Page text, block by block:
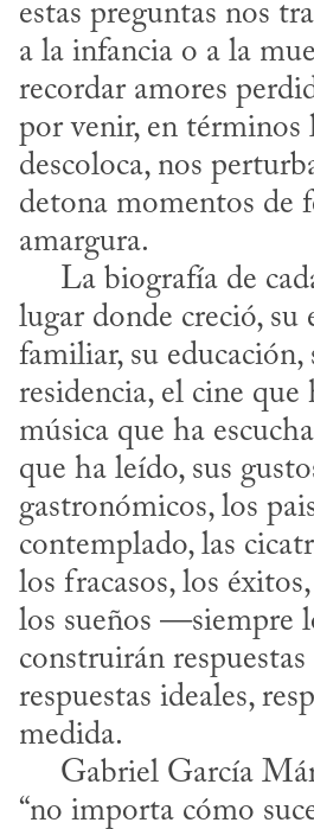
estas preguntas nos
a la infancia o a la
recordar amores
por venir, en términos
descoloca, nos
detona momentos de
amargura.
lugar donde creció, su
familiar, su educación,
residencia, el cine que
música que ha
que ha leído, sus
gastronómicos, los
contemplado, las
los fracasos, los
los sueños —siempre
construirán
respuestas ideales,
medida.
“no importa cómo